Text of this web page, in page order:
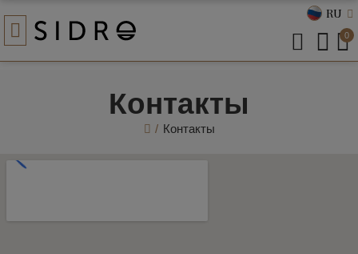
RU
0
Контакты
Контакты